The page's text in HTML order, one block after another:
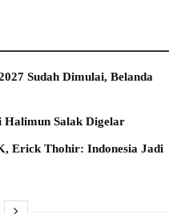
Sudah Dimulai, Belanda
Halimun Salak Digelar
Erick Thohir: Indonesia Jadi